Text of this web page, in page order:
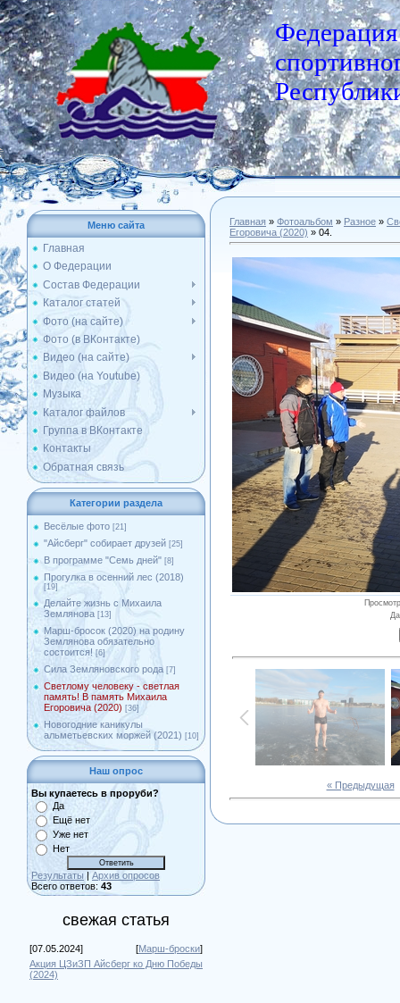
Федерация
Меню сайта
Главная
О Федерации
Состав Федерации
Каталог статей
Фото (на сайте)
Фото (в ВКонтакте)
Видео (на сайте)
Видео (на Youtube)
Музыка
Каталог файлов
Группа в ВКонтакте
Контакты
Обратная связь
Категории раздела
Весёлые фото [21]
"Айсберг" собирает друзей [25]
В программе "Семь дней" [8]
Прогулка в осенний лес (2018)
[19]
Делайте жизнь с Михаила
Землянова [13]
Марш-бросок (2020) на родину
Землянова обязательно
состоится! [6]
Сила Земляновского рода [7]
Светлому человеку - светлая
память! В память Михаила
Егоровича (2020) [36]
Новогодние каникулы
альметьевских моржей (2021) [10]
Наш опрос
Вы купаетесь в проруби?
Да
Ещё нет
Уже нет
Нет
Результаты | Архив опросов
Всего ответов: 43
свежая статья
[07.05.2024] [Марш-броски]
Акция ЦЗиЗП Айсберг ко Дню Победы
(2024)
Главная » Фотоальбом » Разное »
Егоровича (2020) » 04.
« Предыдущая